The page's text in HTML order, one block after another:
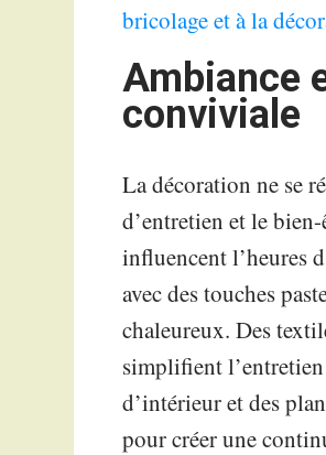
bricolage et à la
Ambiance
conviviale
La décoration ne se
d’entretien et le
influencent l’heures
avec des touches
chaleureux. Des
simplifient
d’intérieur et des
pour créer une